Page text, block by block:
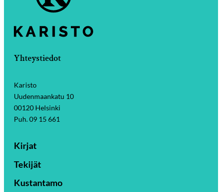
Yhteystiedot
Karisto
Uudenmaankatu 10
00120 Helsinki
Puh. 09 15 661
Kirjat
Tekijät
Kustantamo